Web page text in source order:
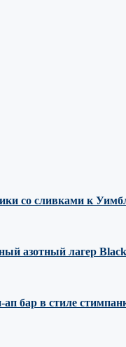
со сливками к
азотный лагер
бар в стиле